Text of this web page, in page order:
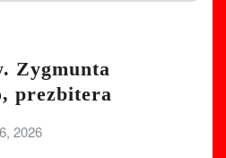
Zygmunta
prezbitera
2026